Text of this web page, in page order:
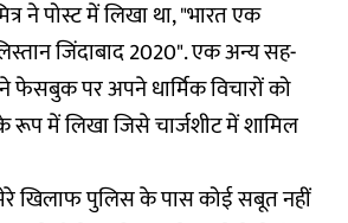
ने पोस्ट में लिखा था, "भारत एक
जिंदाबाद 2020". एक अन्य सह-
फेसबुक पर अपने धार्मिक विचारों को
रूप में लिखा जिसे चार्जशीट में शामिल
खिलाफ पुलिस के पास कोई सबूत नहीं